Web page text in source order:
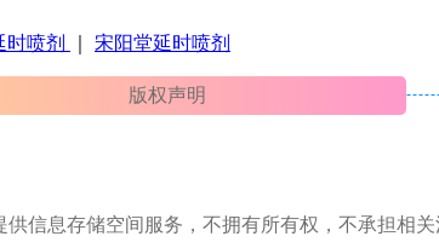
时喷剂 宋阳堂延时喷剂
版权声明
信息存储空间服务，不拥有所有权，不承担相